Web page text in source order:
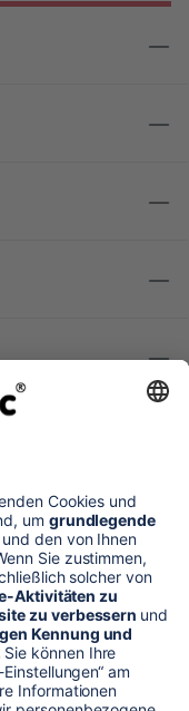
und Versandkosten